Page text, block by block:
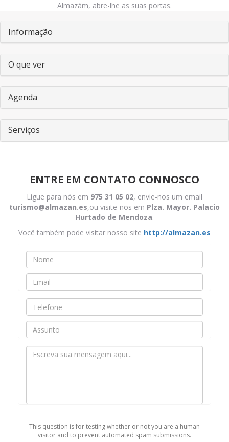
Almazám, abre-lhe as suas portas.
Pestañas
Informação
O que ver
Agenda
Serviços
ENTRE EM CONTATO CONNOSCO
Ligue para nós em 975 31 05 02, envie-nos um email
turismo@almazan.es,ou visite-nos em Plza. Mayor. Palacio
Hurtado de Mendoza.
Você também pode visitar nosso site http://almazan.es
Nombre
Teléfono
This question is for testing whether or not you are a human
visitor and to prevent automated spam submissions.